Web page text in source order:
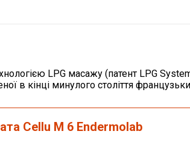
LPG масажу (патент LPG
в кінці минулого століття
Cellu M 6 Endеrmolab